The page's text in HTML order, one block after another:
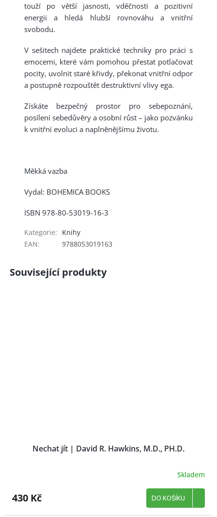
touží po větší jasnosti, vděčnosti a pozitivní
energii a hledá hlubší rovnováhu a vnitřní
svobodu.
V sešitech najdete praktické techniky pro práci s
emocemi, které vám pomohou přestat potlačovat
pocity, uvolnit staré křivdy, překonat vnitřní odpor
a postupně rozpouštět destruktivní vlivy ega.
Získáte bezpečný prostor pro sebepoznání,
posílení sebedůvěry a osobní růst – jako pozvánku
k vnitřní evoluci a naplněnějšímu životu.
Měkká vazba
Vydal: BOHEMICA BOOKS
ISBN 978-80-53019-16-3
Kategorie:
Knihy
EAN: 9788053019163
Související produkty
Nechat jít | David R. Hawkins, M.D., PH.D.
Skladem
430 Kč DO KOŠÍKU